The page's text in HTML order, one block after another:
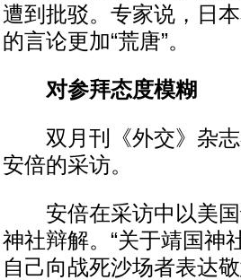
遭到批驳。专家说，日
的言论更加“荒唐”。
对参拜态度模糊
双月刊《外交》杂志
安倍的采访。
安倍在采访中以美国
神社辩解。“关于靖国神
自己向战死沙场者表达